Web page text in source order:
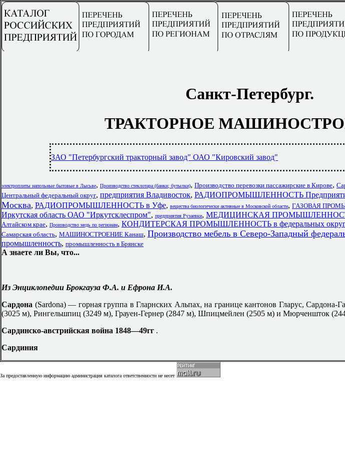
Санкт-Петербург.
ТРАКТОРНОЕ
ЗАО "Петербургский тракторный завод" ОАО "Кировский завод"
электроплиты напольные бытовые в Лысьве, Производство стеклотара (банки; бутылки), Производство перевозки пассажирские в Кирове,
Центральный федеральный округ, предприятия Владивосток, РАДИОПРОМЫШЛЕННОСТЬ
Москва, РАДИОПРОМЫШЛЕННОСТЬ в Уфе, вещества биологически активные в Московской области, ГАЗОВАЯ
Иркутская область ОАО "Иркутсклеспром", предприятия Рузаевки, МЕДИЦИНСКАЯ ПРОМЫШЛЕННОСТЬ
Алтайском крае, Производство медь по регионам, КОНДИТЕРСКАЯ ПРОМЫШЛЕННОСТЬ в федеральных
Самарская область, МАШИНОСТРОЕНИЕ Канаш, Производство мебель в Северо-Западный
промышленность, промышленность в Брянске
А знаете ли Вы, что...
Из Энциклопедии Брокгауза Ф.А. и Ефрона И.А.
Сардона (Sardona) — горная группа в Гларнских Альпах, на границе кантонов Гларус, Сардона-
(3025 м), Рингельшпиц (3249 м), Грауен-Гернер (2847 м), Шпицмейлен (2505 м) и Мюрченшток
Сардинско-австрийская война 1848—49гг .
Сардиния
За предоставленную информацию администрация каталога ответственности не несет